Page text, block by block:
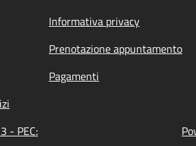
Informativa privacy
Prenotazione appuntamento
Pagamenti
- PEC: